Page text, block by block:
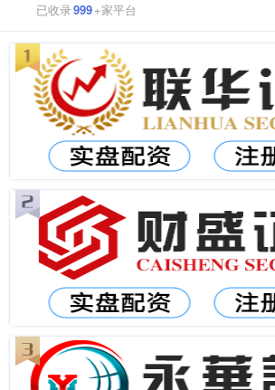
已收录999+家平台